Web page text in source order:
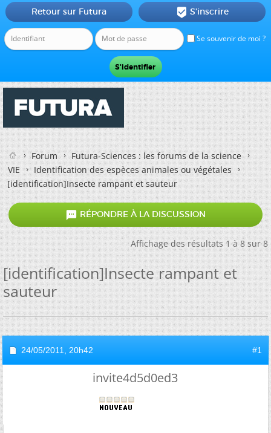
Se souvenir de moi ?
Retour sur Futura  S'inscrire
Forum
Futura-Sciences : les forums de la science
VIE
Identification des espèces animales ou végétales
[identification]Insecte rampant et sauteur
 RÉPONDRE À LA DISCUSSION
Affichage des résultats 1 à 8 sur 8
[identification]Insecte rampant et
sauteur
24/05/2011, 20h42 #1
invite4d5d0ed3